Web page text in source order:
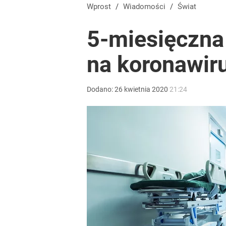
Farmacja: wzrost pod presją. co czeka branżę do
Wrze po roku Nawrockiego. „Największa hańba”
Nawrocki ma szansę na drugą kadencję? Tak
Wprost / Wiadomości / Świat
5-
na
Dodano:26 kwietnia 2020 21:24